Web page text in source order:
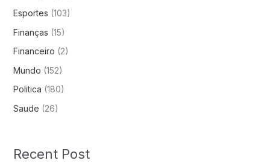
Esportes (103)
Finanças (15)
Financeiro (2)
Mundo (152)
Politica (180)
Saude (26)
Recent Post